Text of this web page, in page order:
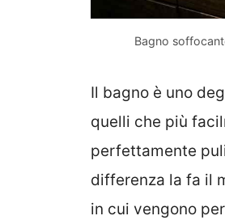
Bagno
Il bagno è uno
quelli che più
perfettamente
differenza la fa il
in cui vengono